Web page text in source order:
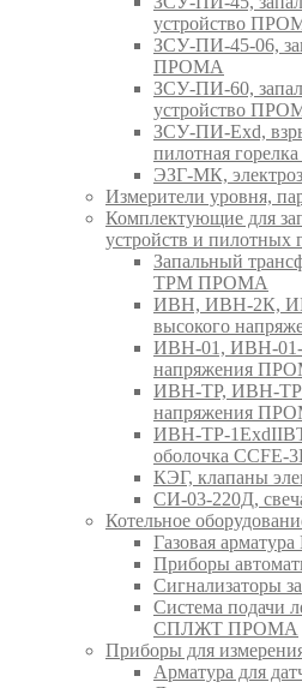
устройство
ЗСУ-ПИ-45-06,
ПРОМА
ЗСУ-ПИ-60,
устройство
ЗСУ-ПИ-Exd,
пилотная
ЭЗГ-МК,
Измерители уровня,
Комплектующие для
устройств и
Запальный
ТРМ ПРОМА
ИВН, ИВН-2К,
высокого
ИВН-01, ИВН-01-
напряжения
ИВН-ТР, ИВН-ТР-
напряжения
ИВН-ТР-
оболочка
КЭГ, клапаны
СИ-03-220Д,
Котельное
Газовая
Приборы
Сигнализаторы
Система подачи
СПЛЖТ ПРОМА
Приборы для
Арматура для